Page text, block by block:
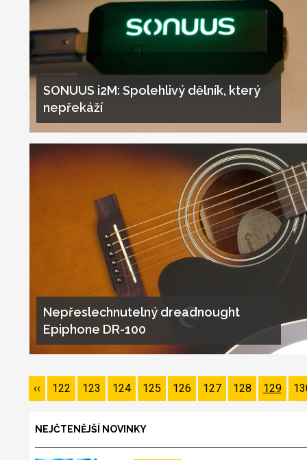
SONUUS i2M: Spolehlivý dělník, který
nepřekáží
Nepřeslechnutelný dreadnought
Epiphone DR-100
Pagination
Předchozí
stránka
‹‹ Page
122 Page
123 Page
124 Page
125 Page
126 Page
127 Page
128 Page
129
NEJČTENĚJŠÍ NOVINKY